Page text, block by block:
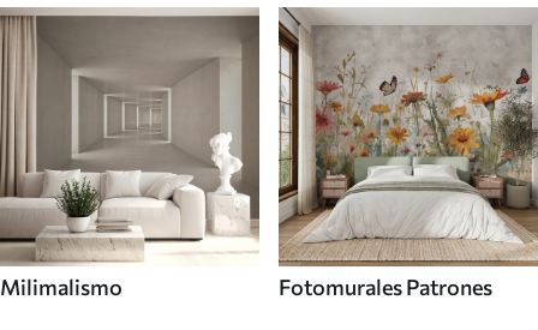
Milimalismo Fotomurales Patrones